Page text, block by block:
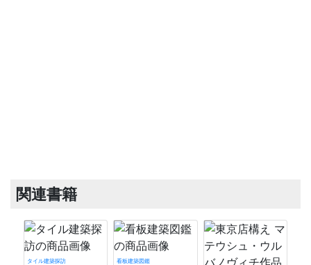
関連書籍
タイル建築探訪 看板建築図鑑